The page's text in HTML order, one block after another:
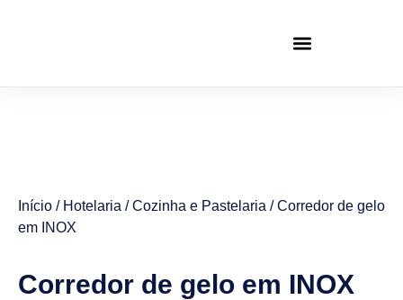
Início / Hotelaria /Cozinha e Pastelaria / Corredor de gelo
em INOX
Corredor de gelo em INOX